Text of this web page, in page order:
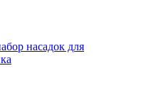
насадок для